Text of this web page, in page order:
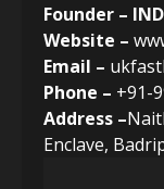
Founder –
Website –
Email –
Phone – +91-
Address –
Enclave,